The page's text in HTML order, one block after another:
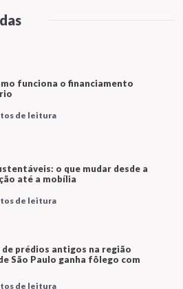
funciona o financiamento
de leitura
o que mudar desde a
até a mobília
de leitura
prédios antigos na região
São Paulo ganha fôlego com
de leitura